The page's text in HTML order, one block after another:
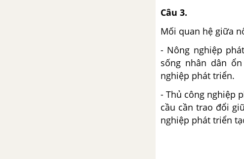
Câu 3.
Mối quan hệ giữa
- Nông nghiệp
sống nhân dân
nghiệp phát triển.
- Thủ công nghiệp
cầu cần trao đổi
nghiệp phát triển